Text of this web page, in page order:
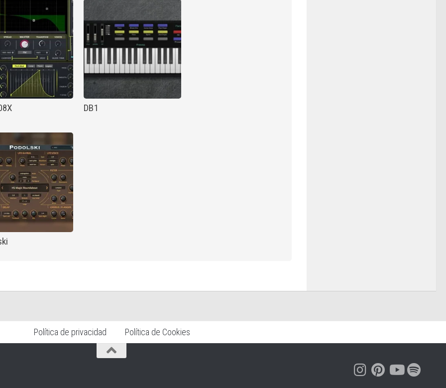
DB1
Política de privacidad Política de Cookies